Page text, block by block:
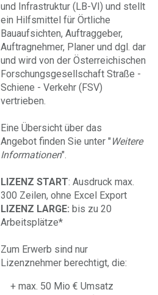
und Infrastruktur (LB-VI) und stellt
ein Hilfsmittel für Örtliche
Bauaufsichten, Auftraggeber,
Auftragnehmer, Planer und dgl. dar
und wird von der Österreichischen
Forschungsgesellschaft Straße -
Schiene - Verkehr (FSV)
vertrieben.
Eine Übersicht über das
Angebot finden Sie unter " Weitere
Informationen".
LIZENZ START: Ausdruck max.
300 Zeilen, ohne Excel Export
LIZENZ LARGE: bis zu 20
Arbeitsplätze*
Zum Erwerb sind nur
Lizenznehmer berechtigt, die:
+ max. 50 Mio € Umsatz